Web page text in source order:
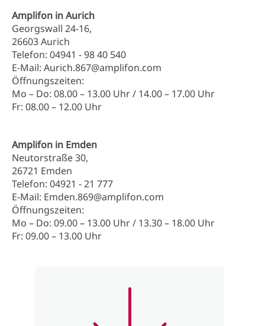
Amplifon in Aurich
Georgswall 24-16,
26603 Aurich
Telefon: 04941 - 98 40 540
E-Mail: Aurich.867@amplifon.com
Öffnungszeiten:
Mo – Do: 08.00 – 13.00 Uhr / 14.00 – 17.00 Uhr
Fr: 08.00 – 12.00 Uhr
Amplifon in Emden
Neutorstraße 30,
26721 Emden
Telefon: 04921 - 21 777
E-Mail: Emden.869@amplifon.com
Öffnungszeiten:
Mo – Do: 09.00 – 13.00 Uhr / 13.30 – 18.00 Uhr
Fr: 09.00 – 13.00 Uhr